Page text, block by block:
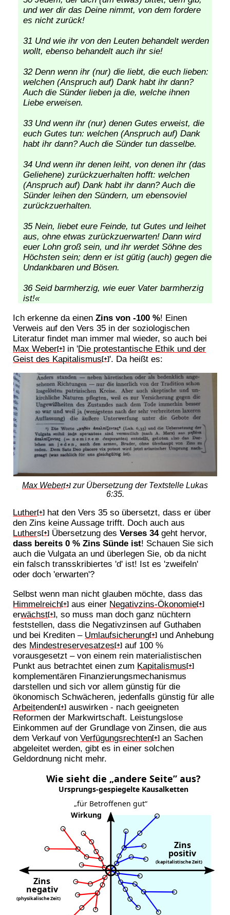
und wer dir das Deine nimmt, von dem fordere
es nicht zurück!
31 Und wie ihr von den Leuten behandelt werden
wollt, ebenso behandelt auch ihr sie!
32 Denn wenn ihr (nur) die liebt, die euch lieben:
welchen (Anspruch auf) Dank habt ihr dann?
Auch die Sünder lieben ja die, welche ihnen
Liebe erweisen.
33 Und wenn ihr (nur) denen Gutes erweist, die
euch Gutes tun: welchen (Anspruch auf) Dank
habt ihr dann? Auch die Sünder tun dasselbe.
34 Und wenn ihr denen leiht, von denen ihr (das
Geliehene) zurückzuerhalten hofft: welchen
(Anspruch auf) Dank habt ihr dann? Auch die
Sünder leihen den Sündern, um ebensoviel
zurückzuerhalten.
35 Nein, liebet eure Feinde, tut Gutes und leihet
aus, ohne etwas zurückzuerwarten! Dann wird
euer Lohn groß sein, und ihr werdet Söhne des
Höchsten sein; denn er ist gütig (auch) gegen die
Undankbaren und Bösen.
36 Seid barmherzig, wie euer Vater barmherzig
ist!«
Ich erkenne da einenZins von -100 %! Einen
Verweis auf den Vers 35 in der soziologischen
Literatur findet man immer mal wieder, so auch bei
Max Weber[+] in 'Die protestantische Ethik und der
Geist des Kapitalismus[+]'. Da heißt es:
Max Weber[+] zur Übersetzung der Textstelle Lukas
6:35.
Luther[+] hat den Vers 35 so übersetzt, dass er über
den Zins keine Aussage trifft. Doch auch aus
Luthers[+] Übersetzung desVerses 34geht hervor,
dass bereits 0 % Zins Sünde ist! Schauen Sie sich
auch die Vulgata an und überlegen Sie, ob da nicht
ein falsch transskribiertes 'd' ist! Ist es 'zweifeln'
oder doch 'erwarten'?
Selbst wenn man nicht glauben möchte, dass das
Himmelreich[+] aus einer Negativzins-Ökonomie[+]
erwächst[+], so muss man doch ganz nüchtern
feststellen, dass die Negativzinsen auf Guthaben
und bei Krediten – Umlaufsicherung[+] und Anhebung
des Mindestreservesatzes[+] auf 100 %
vorausgesetzt – von einem rein materialistischen
Punkt aus betrachtet einen zum Kapitalismus[+]
komplementären Finanzierungsmechanismus
darstellen und sich vor allem günstig für die
ökonomisch Schwächeren, jedenfalls günstig für alle
Arbeitenden[+] auswirken - nach geeigneten
Reformen der Markwirtschaft. Leistungslose
Einkommen auf der Grundlage von Zinsen, die aus
dem Verkauf vonVerfügungsrechten[+] an Sachen
abgeleitet werden, gibt es in einer solchen
Geldordnung nicht mehr.